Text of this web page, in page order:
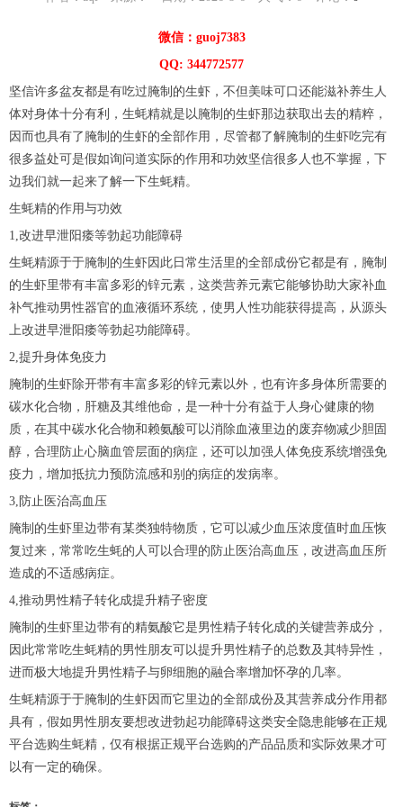
微信：guoj7383
QQ: 344772577
坚信许多盆友都是有吃过腌制的生虾，不但美味可口还能滋补养生人
体对身体十分有利，生蚝精就是以腌制的生虾那边获取出去的精粹，
因而也具有了腌制的生虾的全部作用，尽管都了解腌制的生虾吃完有
很多益处可是假如询问道实际的作用和功效坚信很多人也不掌握，下
边我们就一起来了解一下生蚝精。
生蚝精的作用与功效
1,改进早泄阳痿等勃起功能障碍
生蚝精源于于腌制的生虾因此日常生活里的全部成份它都是有，腌制
的生虾里带有丰富多彩的锌元素，这类营养元素它能够协助大家补血
补气推动男性器官的血液循环系统，使男人性功能获得提高，从源头
上改进早泄阳痿等勃起功能障碍。
2,提升身体免疫力
腌制的生虾除开带有丰富多彩的锌元素以外，也有许多身体所需要的
碳水化合物，肝糖及其维他命，是一种十分有益于人身心健康的物
质，在其中碳水化合物和赖氨酸可以消除血液里边的废弃物减少胆固
醇，合理防止心脑血管层面的病症，还可以加强人体免疫系统增强免
疫力，增加抵抗力预防流感和别的病症的发病率。
3,防止医治高血压
腌制的生虾里边带有某类独特物质，它可以减少血压浓度值时血压恢
复过来，常常吃生蚝的人可以合理的防止医治高血压，改进高血压所
造成的不适感病症。
4,推动男性精子转化成提升精子密度
腌制的生虾里边带有的精氨酸它是男性精子转化成的关键营养成分，
因此常常吃生蚝精的男性朋友可以提升男性精子的总数及其特异性，
进而极大地提升男性精子与卵细胞的融合率增加怀孕的几率。
生蚝精源于于腌制的生虾因而它里边的全部成份及其营养成分作用都
具有，假如男性朋友要想改进勃起功能障碍这类安全隐患能够在正规
平台选购生蚝精，仅有根据正规平台选购的产品品质和实际效果才可
以有一定的确保。